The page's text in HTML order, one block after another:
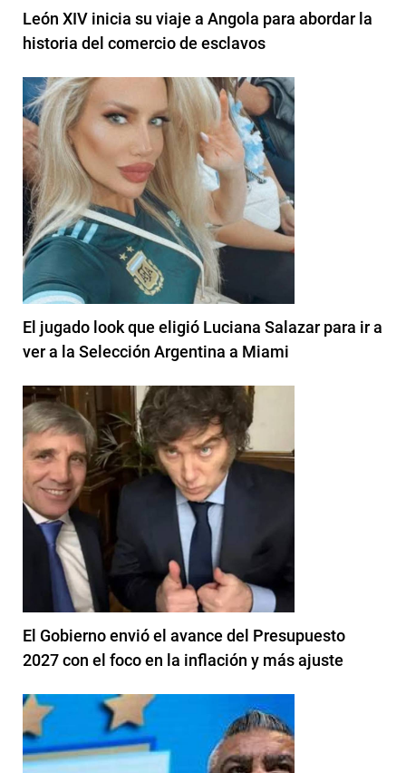
León XIV inicia su viaje a Angola para abordar la
historia del comercio de esclavos
El jugado look que eligió Luciana Salazar para ir a
ver a la Selección Argentina a Miami
El Gobierno envió el avance del Presupuesto
2027 con el foco en la inflación y más ajuste